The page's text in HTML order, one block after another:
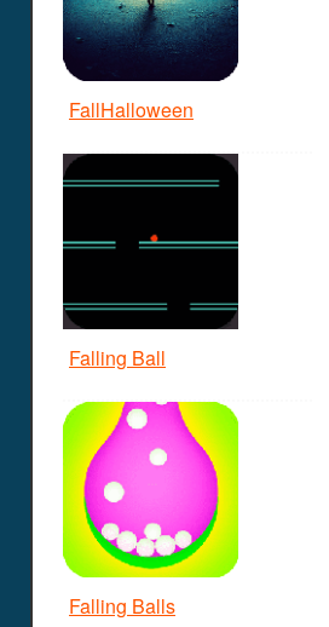
FallHalloween
Falling Ball
Falling Balls